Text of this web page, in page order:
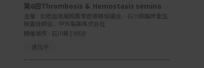
第6回Thrombosis ＆ Hemostasis semina
主催 : 北陸血液凝固異常症連絡協議会、石川県臨床衛生
検査技師会、中外製薬株式会社
開催場所 : 石川県 | WEB
遺伝子